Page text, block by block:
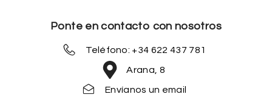
Ponte en contacto con nosotros
Teléfono: +34 622 437 781
Arana, 8
Envíanos un email